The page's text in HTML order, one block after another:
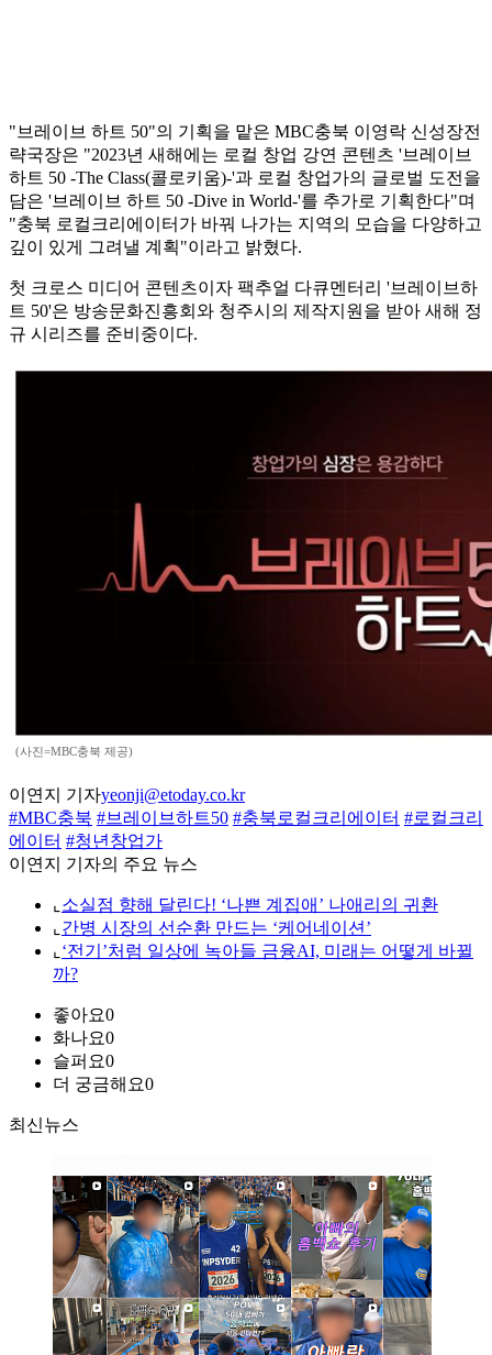
"브레이브 하트 50"의 기획을 맡은 MBC충북 이영락 신성장전
략국장은 "2023년 새해에는 로컬 창업 강연 콘텐츠 '브레이브
하트 50 -The Class(콜로키움)-'과 로컬 창업가의 글로벌 도전을
담은 '브레이브 하트 50 -Dive in World-'를 추가로 기획한다"며
"충북 로컬크리에이터가 바꿔 나가는 지역의 모습을 다양하고
깊이 있게 그려낼 계획"이라고 밝혔다.
첫 크로스 미디어 콘텐츠이자 팩추얼 다큐멘터리 '브레이브하
트 50'은 방송문화진흥회와 청주시의 제작지원을 받아 새해 정
규 시리즈를 준비중이다.
(사진=MBC충북 제공)
이연지 기자yeonji@etoday.co.kr
#MBC충북 #브레이브하트50 #충북로컬크리에이터 #로컬크리
에이터 #청년창업가
이연지 기자의 주요 뉴스
⌞ 소실점 향해 달린다! ‘나쁜 계집애’ 나애리의 귀환
⌞ 간병 시장의 선순환 만드는 ‘케어네이션’
⌞ ‘전기’처럼 일상에 녹아들 금융AI, 미래는 어떻게 바뀔
까?
좋아요0
화나요0
슬퍼요0
더 궁금해요0
최신뉴스